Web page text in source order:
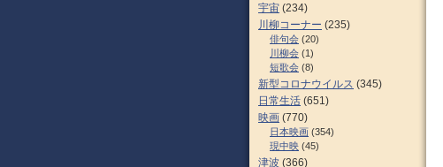
宇宙 (234)
川柳コーナー (235)
俳句会 (20)
川柳会 (1)
短歌会 (8)
新型コロナウイルス (345)
日常生活 (651)
映画 (770)
日本映画 (354)
現中映 (45)
津波 (366)